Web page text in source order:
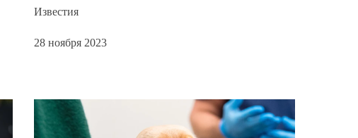
Известия
28 ноября 2023